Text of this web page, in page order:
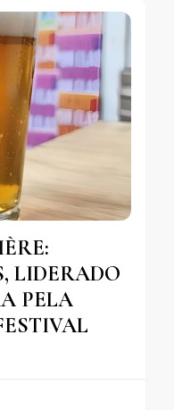
LIDERADO
PELA